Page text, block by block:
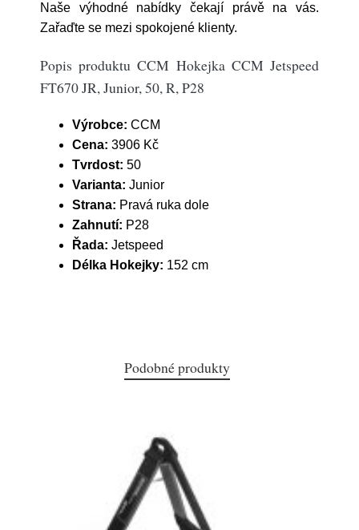
Naše výhodné nabídky čekají právě na vás.
Zařaďte se mezi spokojené klienty.
Popis produktu CCM Hokejka CCM Jetspeed
FT670 JR, Junior, 50, R, P28
Výrobce: CCM
Cena: 3906 Kč
Tvrdost: 50
Varianta: Junior
Strana: Pravá ruka dole
Zahnutí: P28
Řada: Jetspeed
Délka Hokejky: 152 cm
Podobné produkty